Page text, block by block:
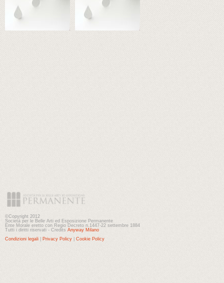
©Copyright 2012
Società per le Belle Arti ed Esposizione Permanente
Ente Morale eretto con Regio Decreto n.1447-22 settembre 1884
Tutti i diritti riservati - Credits Anyway Milano
Condizioni legali
Privacy Policy Cookie Policy